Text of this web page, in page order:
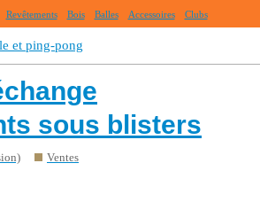
Revêtements Bois Balles Accessoires Clubs
et ping-pong
sous blisters
Ventes